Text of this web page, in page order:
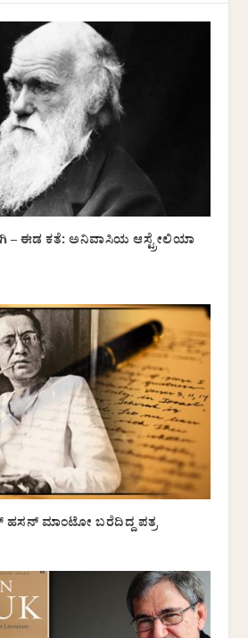
– ಈಡ ಕತೆ: ಅನಿವಾಸಿಯ ಆಸ್ಟ್ರೇಲಿಯಾ
ಮಾಂಟೋ ಬರೆದಿದ್ದ ಪತ್ರ